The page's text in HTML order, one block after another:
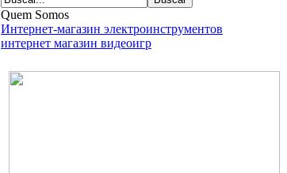
Quem Somos
Интернет-магазин электроинструментов
интернет магазин видеоигр